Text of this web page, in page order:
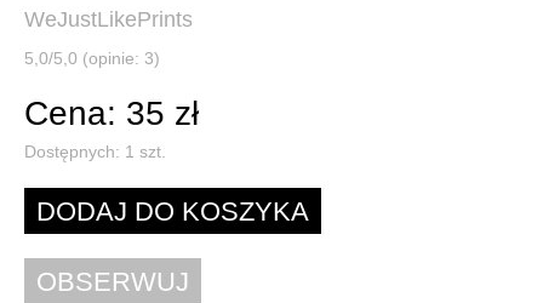
WeJustLikePrints
5,0/5,0 (opinie: 3)
Cena: 35 zł
Dostępnych: 1 szt.